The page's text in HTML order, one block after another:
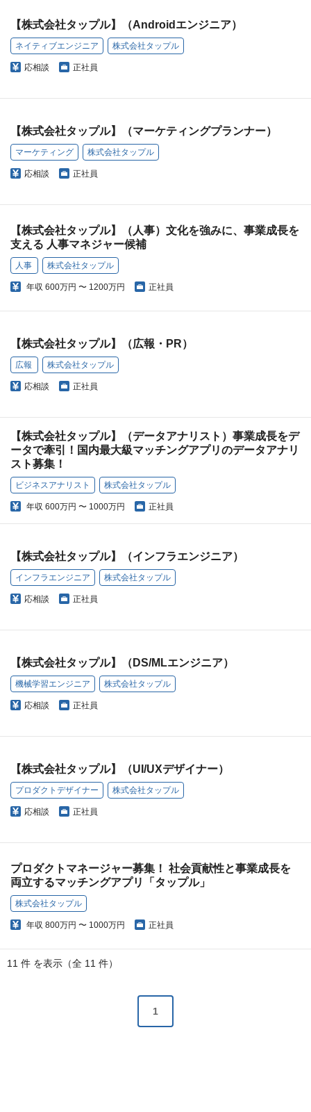
【株式会社タップル】（Androidエンジニア）
ネイティブエンジニア 株式会社タップル
応相談 正社員
【株式会社タップル】（マーケティングプランナー）
マーケティング 株式会社タップル
応相談 正社員
【株式会社タップル】（人事）文化を強みに、事業成長を
支える 人事マネジャー候補
人事 株式会社タップル
年収 600万円 〜 1200万円 正社員
【株式会社タップル】（広報・PR）
広報 株式会社タップル
応相談 正社員
【株式会社タップル】（データアナリスト）事業成長をデ
ータで牽引！国内最大級マッチングアプリのデータアナリ
スト募集！
ビジネスアナリスト 株式会社タップル
年収 600万円 〜 1000万円 正社員
【株式会社タップル】（インフラエンジニア）
インフラエンジニア 株式会社タップル
応相談 正社員
【株式会社タップル】（DS/MLエンジニア）
機械学習エンジニア 株式会社タップル
応相談 正社員
【株式会社タップル】（UI/UXデザイナー）
プロダクトデザイナー 株式会社タップル
応相談 正社員
プロダクトマネージャー募集！ 社会貢献性と事業成長を
両立するマッチングアプリ「タップル」
株式会社タップル
年収 800万円 〜 1000万円 正社員
11 件 を表示（全 11 件）
1